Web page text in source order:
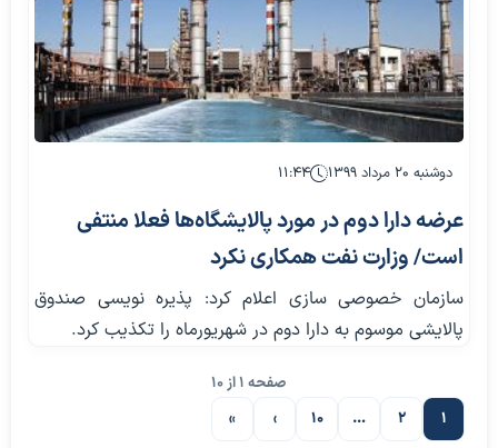
دوشنبه ۲۰ مرداد ۱۳۹۹ ۱۱:۴۴
عرضه دارا دوم در مورد پالایشگاه‌ها فعلا منتفی
است/ وزارت نفت همکاری نکرد
سازمان خصوصی سازی اعلام کرد: پذیره نویسی صندوق
پالایشی موسوم به دارا دوم در شهریورماه را تکذیب کرد.
صفحه 1 از 10
1
2
…
10 صفحه بعدی›
»